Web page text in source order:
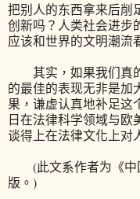
把别人的东西拿来后削
创新吗？人类社会进步
应该和世界的文明潮流
其实，如果我们真的
的最佳的表现无非是加
果，谦虚认真地补足这
日在法律科学领域与欧
谈得上在法律文化上对
(此文系作者为《中
版。)